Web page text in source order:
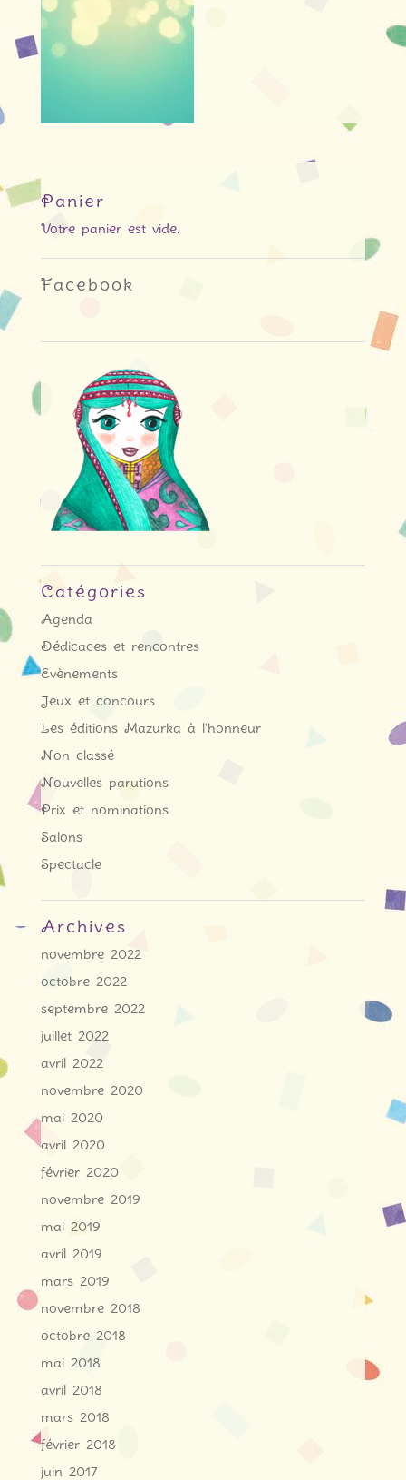
Panier
Votre panier est vide.
Facebook
Catégories
Agenda
Dédicaces et rencontres
Evènements
Jeux et concours
Les éditions Mazurka à l'honneur
Non classé
Nouvelles parutions
Prix et nominations
Salons
Spectacle
Archives
novembre 2022
octobre 2022
septembre 2022
juillet 2022
avril 2022
novembre 2020
mai 2020
avril 2020
février 2020
novembre 2019
mai 2019
avril 2019
mars 2019
novembre 2018
octobre 2018
mai 2018
avril 2018
mars 2018
février 2018
juin 2017